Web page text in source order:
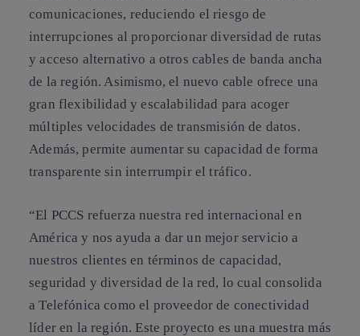
comunicaciones, reduciendo el riesgo de
interrupciones al proporcionar diversidad de rutas
y acceso alternativo a otros cables de banda ancha
de la región. Asimismo, el nuevo cable ofrece una
gran flexibilidad y escalabilidad para acoger
múltiples velocidades de transmisión de datos.
Además, permite aumentar su capacidad de forma
transparente sin interrumpir el tráfico.
“El PCCS refuerza nuestra red internacional en
América y nos ayuda a dar un mejor servicio a
nuestros clientes en términos de capacidad,
seguridad y diversidad de la red, lo cual consolida
a Telefónica como el proveedor de conectividad
líder en la región. Este proyecto es una muestra más